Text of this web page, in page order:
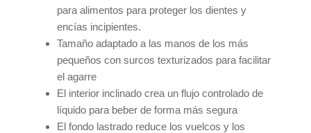
para alimentos para proteger los dientes y
encías incipientes.
Tamaño adaptado a las manos de los más
pequeños con surcos texturizados para facilitar
el agarre
El interior inclinado crea un flujo controlado de
líquido para beber de forma más segura
El fondo lastrado reduce los vuelcos y los